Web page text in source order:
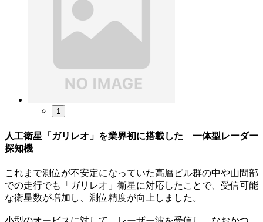
1
人工衛星「ガリレオ」を業界初に搭載した 一体型レーダー
探知機
これまで測位が不安定になっていた高層ビル群の中や山間部
での走行でも「ガリレオ」衛星に対応したことで、受信可能
な衛星数が増加し、測位精度が向上しました。